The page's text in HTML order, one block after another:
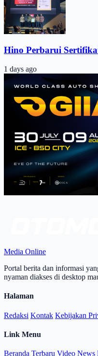
Hino Perbarui
1 days ago
Media Online
Portal berita dan informasi
nyaman diakses di desktop
Halaman
Redaksi Kontak Kebijakan
Link Menu
Beranda Terbaru Video News